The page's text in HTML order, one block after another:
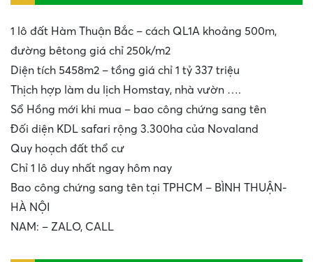
1 lô đất Hàm Thuận Bắc – cách QL1A khoảng 500m,
đường bêtong giá chỉ 250k/m2
Diện tích 5458m2 – tồng giá chỉ 1 tỷ 337 triệu
Thịch hợp làm du lịch Homstay, nhà vườn ….
Sổ Hồng mới khi mua – bao công chứng sang tên
Đối diện KDL safari rộng 3.300ha của Novaland
Quy hoạch đất thổ cư
Chỉ 1 lô duy nhất ngay hôm nay
Bao công chứng sang tên tại TPHCM – BÌNH THUẬN-
HÀ NỘI
NAM: – ZALO, CALL